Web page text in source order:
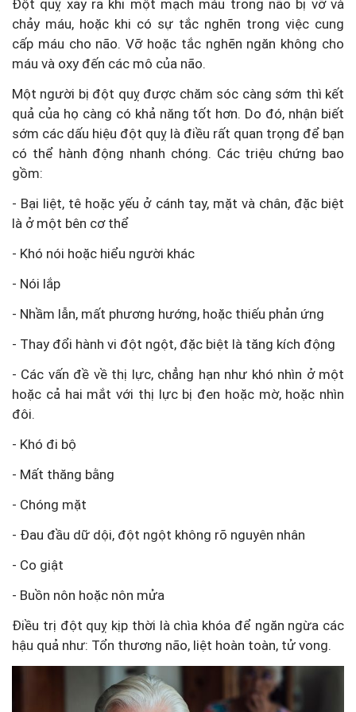
Đột quỵ xảy ra khi một mạch máu trong não bị vỡ và
chảy máu, hoặc khi có sự tắc nghẽn trong việc cung
cấp máu cho não. Vỡ hoặc tắc nghẽn ngăn không cho
máu và oxy đến các mô của não.
Một người bị đột quỵ được chăm sóc càng sớm thì kết
quả của họ càng có khả năng tốt hơn. Do đó, nhận biết
sớm các dấu hiệu đột quỵ là điều rất quan trọng để bạn
có thể hành động nhanh chóng. Các triệu chứng bao
gồm:
- Bại liệt, tê hoặc yếu ở cánh tay, mặt và chân, đặc biệt
là ở một bên cơ thể
- Khó nói hoặc hiểu người khác
- Nói lắp
- Nhầm lẫn, mất phương hướng, hoặc thiếu phản ứng
- Thay đổi hành vi đột ngột, đặc biệt là tăng kích động
- Các vấn đề về thị lực, chẳng hạn như khó nhìn ở một
hoặc cả hai mắt với thị lực bị đen hoặc mờ, hoặc nhìn
đôi.
- Khó đi bộ
- Mất thăng bằng
- Chóng mặt
- Đau đầu dữ dội, đột ngột không rõ nguyên nhân
- Co giật
- Buồn nôn hoặc nôn mửa
Điều trị đột quỵ kịp thời là chìa khóa để ngăn ngừa các
hậu quả như: Tổn thương não, liệt hoàn toàn, tử vong.